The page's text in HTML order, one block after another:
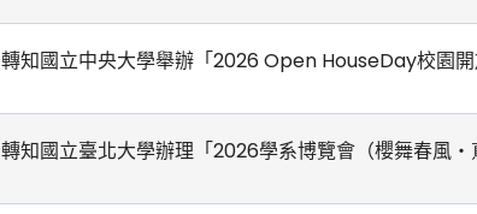
轉知國立中央大學舉辦「2026 Open HouseDay校園
轉知國立臺北大學辦理「2026學系博覽會（櫻舞春風